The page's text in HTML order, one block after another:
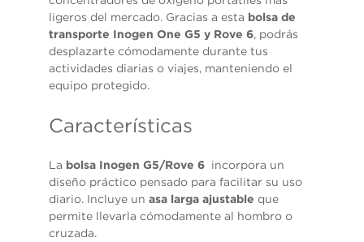
ligeros del mercado. Gracias a esta
bolsa de
transporte Inogen One G5 y Rove 6, podrás
desplazarte cómodamente durante tus
actividades diarias o viajes, manteniendo el
equipo protegido.
Características
La bolsa Inogen G5/Rove 6
incorpora un
diseño práctico pensado para facilitar su uso
diario. Incluye un asa larga ajustable que
permite llevarla cómodamente al hombro o
cruzada.